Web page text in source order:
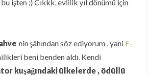
işten ;) Cıkkk, evlilik yıl dönümü için
nin şâhından söz ediyorum , yani E-
beni benden aldı. Kendi
kuşağındaki ülkelerde , ödüllü